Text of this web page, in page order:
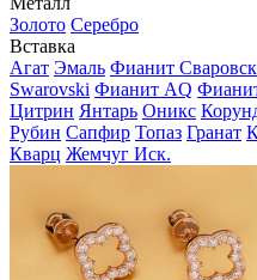
Золото Серебро
Вставка
Агат Эмаль Фианит
Swarovski Фианит AQ
Цитрин Янтарь Оникс
Рубин Сапфир Топаз Гранат
Кварц Жемчуг Иск.